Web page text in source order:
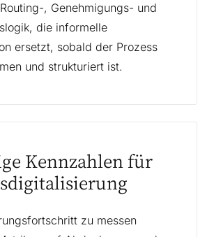
, Genehmigungs- und
die informelle
ersetzt, sobald der Prozess
und strukturiert ist.
Kennzahlen für
zu messen